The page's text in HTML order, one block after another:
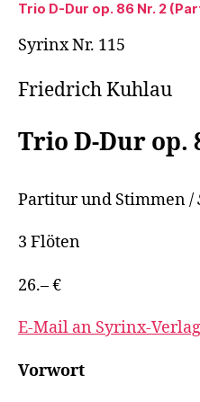
Trio D-Dur op. 86 Nr. 2
Syrinx Nr. 115
Friedrich Kuhlau
Trio D-Dur op.
Partitur und Stimmen /
3 Flöten
26.– €
E-Mail an Syrinx-Verlag
Vorwort